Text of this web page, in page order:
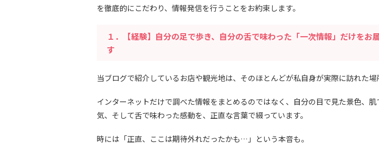
を徹底的にこだわり、情報発信を行うことをお約束します。
１．【経験】自分の足で歩き、自分の舌で味わった「一次情報」だけをお
す
当ブログで紹介しているお店や観光地は、そのほとんどが私自身が実際に訪れた場
インターネットだけで調べた情報をまとめるのではなく、自分の目で見た景色、肌
気、そして舌で味わった感動を、正直な言葉で綴っています。
時には「正直、ここは期待外れだったかも…」という本音も。